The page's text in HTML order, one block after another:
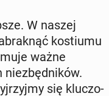
W naszej
ko­stiu­mu
ważne
nie­zbęd­ni­ków.
się klu­czo­